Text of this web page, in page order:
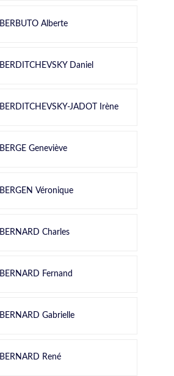
BERBUTO Alberte
BERDITCHEVSKY Daniel
BERDITCHEVSKY-JADOT Irène
BERGE Geneviève
BERGEN Véronique
BERNARD Charles
BERNARD Fernand
BERNARD Gabrielle
BERNARD René